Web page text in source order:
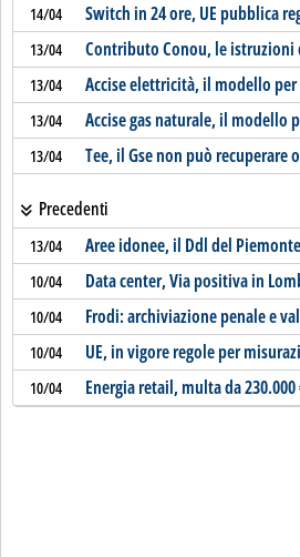
14/04 Switch in 24 ore, UE pubblica
13/04 Contributo Conou, le istruzioni
13/04 Accise elettricità, il modello
13/04 Accise gas naturale, il modello
13/04 Tee, il Gse non può recuperare
Precedenti
13/04 Aree idonee, il Ddl del Piemonte
10/04 Data center, Via positiva in
10/04 Frodi: archiviazione penale e
10/04 UE, in vigore regole per
10/04 Energia retail, multa da